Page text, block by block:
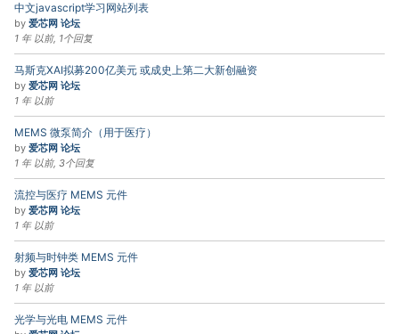
中文javascript学习网站列表
by 爱芯网 论坛
1 年 以前, 1个回复
马斯克XAI拟募200亿美元 或成史上第二大新创融资
by 爱芯网 论坛
1 年 以前
MEMS 微泵简介（用于医疗）
by 爱芯网 论坛
1 年 以前, 3个回复
流控与医疗 MEMS 元件
by 爱芯网 论坛
1 年 以前
射频与时钟类 MEMS 元件
by 爱芯网 论坛
1 年 以前
光学与光电 MEMS 元件